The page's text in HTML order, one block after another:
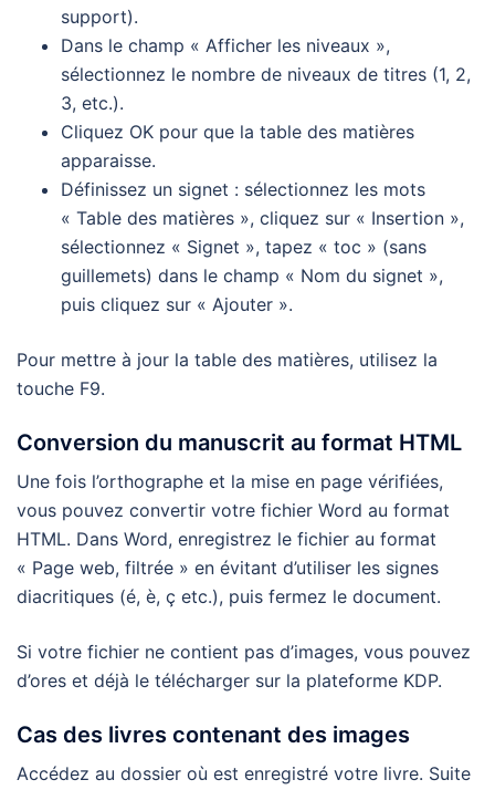
support).
Dans le champ « Afficher les niveaux »,
sélectionnez le nombre de niveaux de titres (1, 2,
3, etc.).
Cliquez OK pour que la table des matières
apparaisse.
Définissez un signet : sélectionnez les mots
« Table des matières », cliquez sur « Insertion »,
sélectionnez « Signet », tapez « toc » (sans
guillemets) dans le champ « Nom du signet »,
puis cliquez sur « Ajouter ».
Pour mettre à jour la table des matières, utilisez la
touche F9.
Conversion du manuscrit au format HTML
Une fois l’orthographe et la mise en page vérifiées,
vous pouvez convertir votre fichier Word au format
HTML. Dans Word, enregistrez le fichier au format
« Page web, filtrée » en évitant d’utiliser les signes
diacritiques (é, è, ç etc.), puis fermez le document.
Si votre fichier ne contient pas d’images, vous pouvez
d’ores et déjà le télécharger sur la plateforme KDP.
Cas des livres contenant des images
Accédez au dossier où est enregistré votre livre. Suite